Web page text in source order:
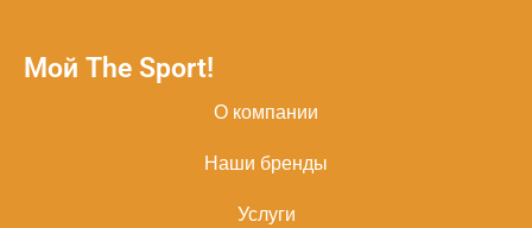
Мой The Sport!
О компании
Наши бренды
Услуги